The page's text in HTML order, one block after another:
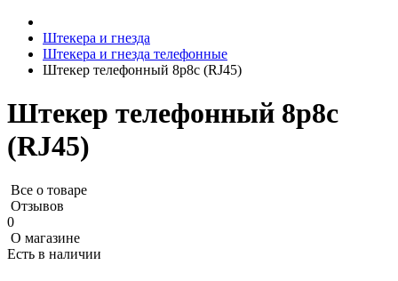
Штекера и гнезда
Штекера и гнезда телефонные
Штекер телефонный 8p8c (RJ45)
Штекер телефонный 8p8c
(RJ45)
Все о товаре
Отзывов
0
О магазине
Есть в наличии